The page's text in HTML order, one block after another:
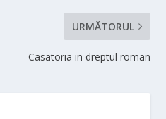
URMĂTORUL
Casatoria in dreptul roman